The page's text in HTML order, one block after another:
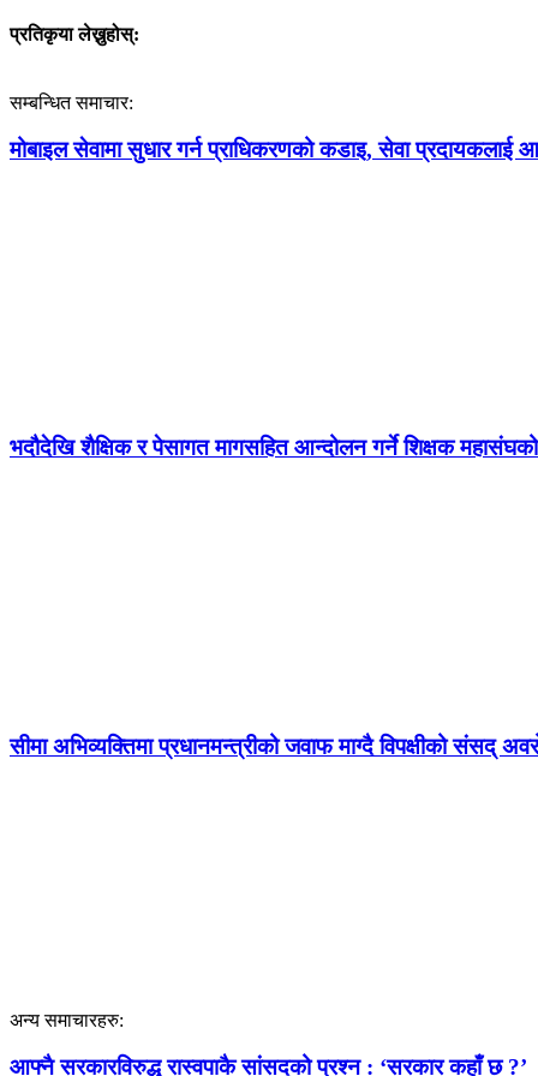
प्रतिकृया लेख्नुहोस्:
सम्बन्धित समाचार:
मोबाइल सेवामा सुधार गर्न प्राधिकरणको कडाइ, सेवा प्रदायकलाई
भदौदेखि शैक्षिक र पेसागत मागसहित आन्दोलन गर्ने शिक्षक महासंघको
सीमा अभिव्यक्तिमा प्रधानमन्त्रीको जवाफ माग्दै विपक्षीको संसद्
अन्य समाचारहरु:
आफ्नै सरकारविरुद्ध रास्वपाकै सांसदको प्रश्न : ‘सरकार कहाँ छ ?’